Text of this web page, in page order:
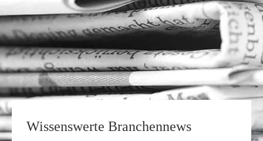
Wissenswerte Branchennews